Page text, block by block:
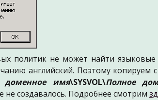
политик не может найти
английский. Поэтому копируем
доменное имя\SYSVOL\Полное
создавалось. Подробнее смотрим